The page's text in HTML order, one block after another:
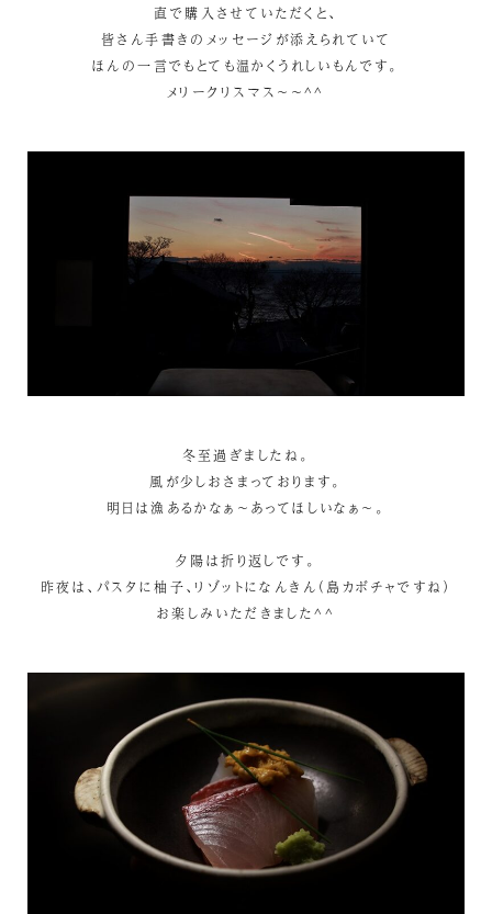
直で購入させていただくと、
皆さん手書きのメッセージが添えられていて
ほんの一言でもとても温かくうれしいもんです。
メリークリスマス～～^^
冬至過ぎましたね。
風が少しおさまっております。
明日は漁あるかなぁ～あってほしいなぁ～。
夕陽は折り返しです。
昨夜は、パスタに柚子、リゾットになんきん（島カボチャですね）
お楽しみいただきました^^